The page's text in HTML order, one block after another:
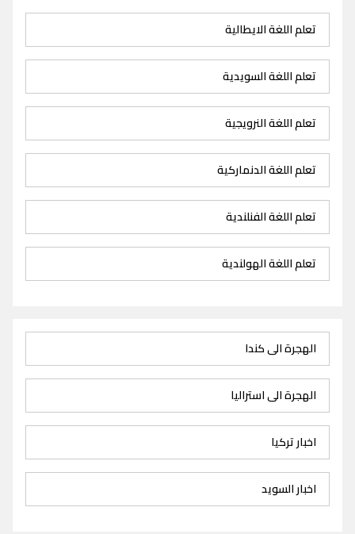
تعلم اللغة الايطالية
تعلم اللغة السويدية
تعلم اللغة النرويجية
تعلم اللغة الدنماركية
تعلم اللغة الفنلندية
تعلم اللغة الهولندية
الهجرة الى كندا
الهجرة الى استراليا
اخبار تركيا
اخبار السويد